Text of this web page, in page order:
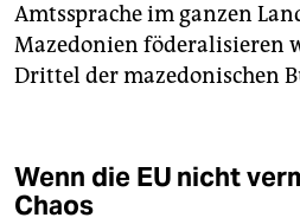
Amtssprache im ganzen
Mazedonien föderalisieren
Drittel der mazedonischen
Wenn die EU nicht
Chaos